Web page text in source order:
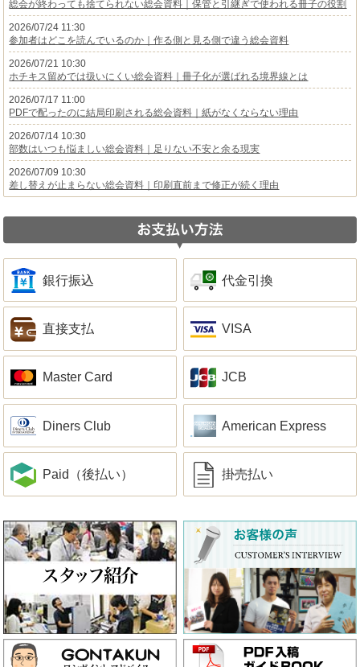
総会が終わっても捨てられない総会資料｜保管と引継ぎで使われる冊子の役割
2026/07/24 11:30
参加者はどこを読んでいるのか｜作る側と見る側で違う総会資料
2026/07/21 10:30
ホチキス留めでは扱いにくい総会資料｜冊子化が選ばれる境界線とは
2026/07/17 11:00
PDFで配ったのに結局印刷される総会資料｜紙がなくならない理由
2026/07/14 10:30
部数はいつも悩ましい総会資料｜足りない不安と余る現実
2026/07/09 10:30
差し替えが止まらない総会資料｜印刷直前まで修正が続く理由
銀行振込 代金引換
直接支払 VISA
Master Card JCB
Diners Club American Express
Paid（後払い） 掛売払い